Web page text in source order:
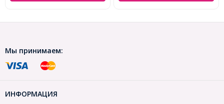
Мы принимаем:
ИНФОРМАЦИЯ